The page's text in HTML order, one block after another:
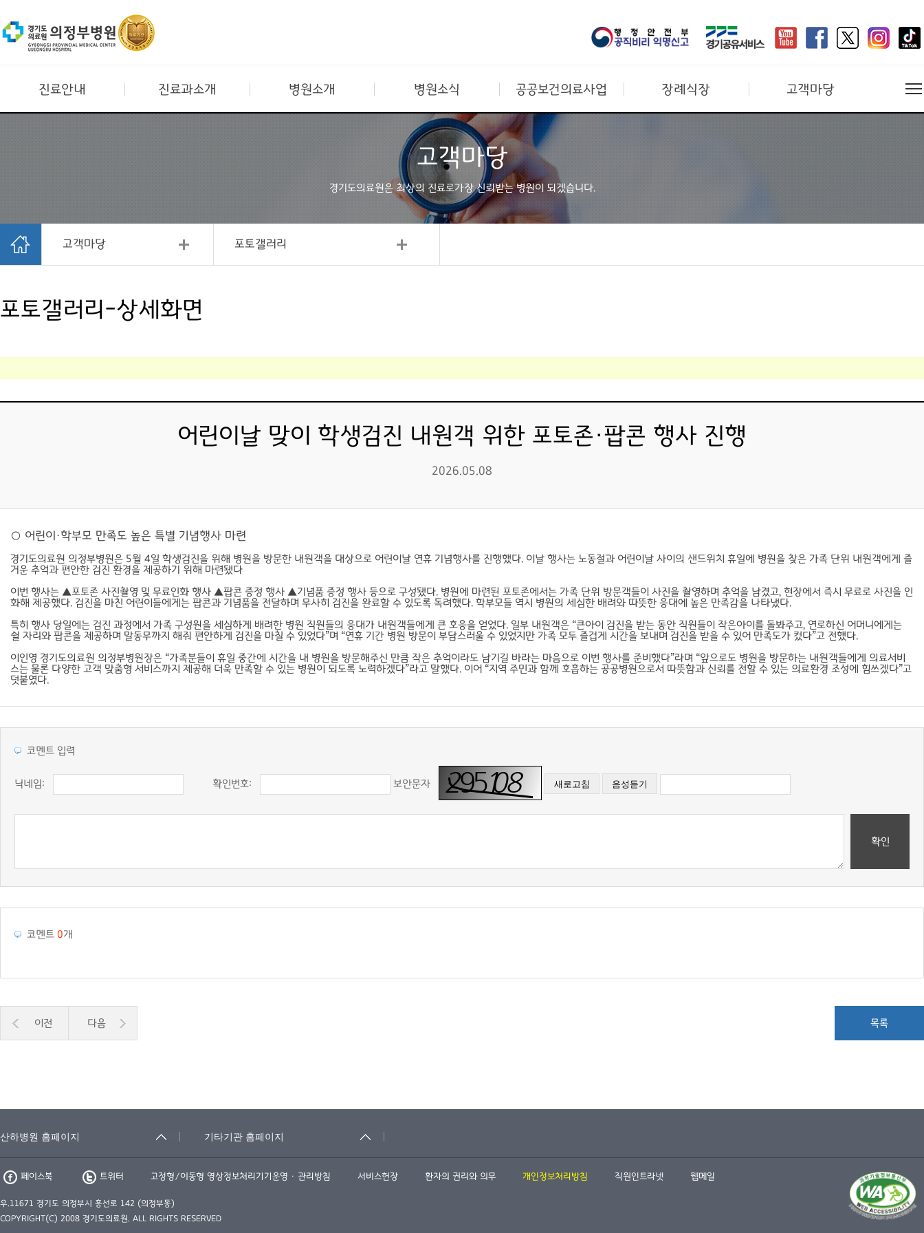
진료안내 진료과소개 병원소개 병원소식 공공보건의료사업 장례식장 고객마당
고객마당
경기도의료원은 최상의 진료로가장 신뢰받는 병원이 되겠습니다.
고객마당 포토갤러리
포토갤러리-상세화면
어린이날 맞이 학생검진 내원객 위한 포토존·팝콘 행사 진행
2026.05.08
○ 어린이·학부모 만족도 높은 특별 기념행사 마련
경기도의료원 의정부병원은 5월 4일 학생검진을 위해 병원을 방문한 내원객을 대상으로 어린이날 연휴 기념행사를 진행했다. 이날 행사는 노동절과 어린이날 사이의 샌드위치 휴일에 병원을 찾은 가족 단위 내원객에게 즐
거운 추억과 편안한 검진 환경을 제공하기 위해 마련됐다
이번 행사는 ▲포토존 사진촬영 및 무료인화 행사 ▲팝콘 증정 행사 ▲기념품 증정 행사 등으로 구성됐다. 병원에 마련된 포토존에서는 가족 단위 방문객들이 사진을 촬영하며 추억을 남겼고, 현장에서 즉시 무료로 사진을 인
화해 제공했다. 검진을 마친 어린이들에게는 팝콘과 기념품을 전달하며 무사히 검진을 완료할 수 있도록 독려했다. 학부모들 역시 병원의 세심한 배려와 따뜻한 응대에 높은 만족감을 나타냈다.
특히 행사 당일에는 검진 과정에서 가족 구성원을 세심하게 배려한 병원 직원들의 응대가 내원객들에게 큰 호응을 얻었다. 일부 내원객은 “큰아이 검진을 받는 동안 직원들이 작은아이를 돌봐주고, 연로하신 어머니에게는
쉴 자리와 팝콘을 제공하며 말동무까지 해줘 편안하게 검진을 마칠 수 있었다”며 “연휴 기간 병원 방문이 부담스러울 수 있었지만 가족 모두 즐겁게 시간을 보내며 검진을 받을 수 있어 만족도가 컸다”고 전했다.
이인영 경기도의료원 의정부병원장은 “가족분들이 휴일 중간에 시간을 내 병원을 방문해주신 만큼 작은 추억이라도 남기길 바라는 마음으로 이번 행사를 준비했다”라며 “앞으로도 병원을 방문하는 내원객들에게 의료서비
스는 물론 다양한 고객 맞춤형 서비스까지 제공해 더욱 만족할 수 있는 병원이 되도록 노력하겠다”라고 말했다. 이어 “지역 주민과 함께 호흡하는 공공병원으로서 따뜻함과 신뢰를 전할 수 있는 의료환경 조성에 힘쓰겠다”고
덧붙였다.
코멘트 입력
닉네임: 확인번호: 보안문자
확인
코멘트 0개
이전 다음 목록
페이스북 트위터 고정형/이동형 영상정보처리기기운영 · 관리방침 서비스헌장 환자의 권리와 의무 개인정보처리방침 직원인트라넷 웹메일
우.11671 경기도 의정부시 흥선로 142 (의정부동)
COPYRIGHT(C) 2008 경기도의료원. ALL RIGHTS RESERVED